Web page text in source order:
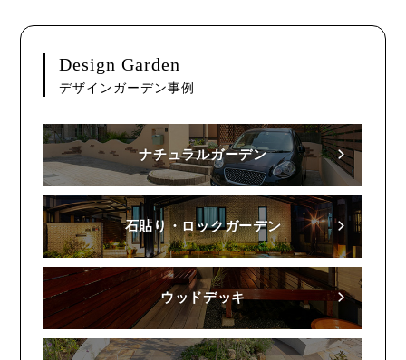
Design Garden
デザインガーデン事例
ナチュラルガーデン
石貼り・ロックガーデン
ウッドデッキ